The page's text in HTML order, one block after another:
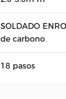
SOLDADO
de carbono
18 pasos